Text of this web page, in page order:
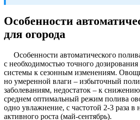
Особенности
для огорода
Особенности автоматического
с необходимостью точного
системы к сезонным изменениям.
но умеренной влаги – избыточный
заболеваниям, недостаток – к
среднем оптимальный режим полива
одно увлажнение, с частотой 2-3 раза в
активного роста (май-сентябрь).